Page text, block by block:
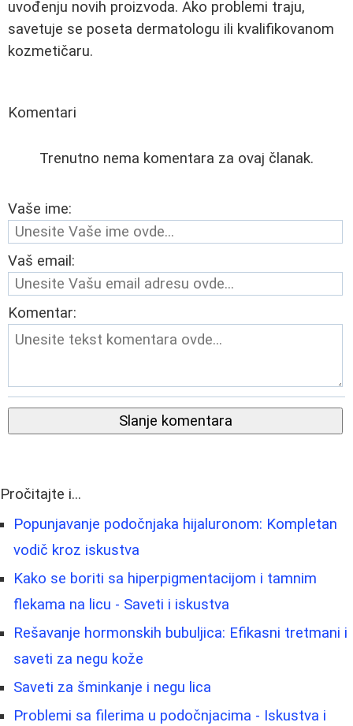
uvođenju novih proizvoda. Ako problemi traju,
savetuje se poseta dermatologu ili kvalifikovanom
kozmetičaru.
Komentari
Trenutno nema komentara za ovaj članak.
Vaše ime:
Vaš email:
Komentar:
Slanje komentara
Pročitajte i...
Popunjavanje podočnjaka hijaluronom: Kompletan
vodič kroz iskustva
Kako se boriti sa hiperpigmentacijom i tamnim
flekama na licu - Saveti i iskustva
Rešavanje hormonskih bubuljica: Efikasni tretmani i
saveti za negu kože
Saveti za šminkanje i negu lica
Problemi sa filerima u podočnjacima - Iskustva i